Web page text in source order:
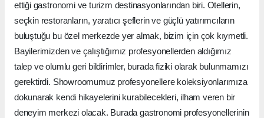
ettiği gastronomi ve turizm destinasyonlarından biri. Otellerin,
seçkin restoranların, yaratıcı şeflerin ve güçlü yatırımcıların
buluştuğu bu özel merkezde yer almak, bizim için çok kıymetli.
Bayilerimizden ve çalıştığımız profesyonellerden aldığımız
talep ve olumlu geri bildirimler, burada fiziki olarak bulunmamızı
gerektirdi. Showroomumuz profesyonellere koleksiyonlarımıza
dokunarak kendi hikayelerini kurabilecekleri, ilham veren bir
deneyim merkezi olacak. Burada gastronomi profesyonellerinin